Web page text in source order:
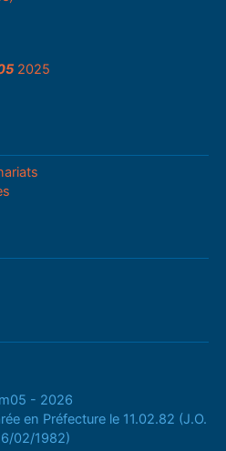
2025
- 2026
en Préfecture le 11.02.82 (J.O.
02/1982)